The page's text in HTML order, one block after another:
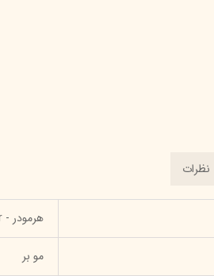
نظرات
هرمودر - Hermooder
مو بر